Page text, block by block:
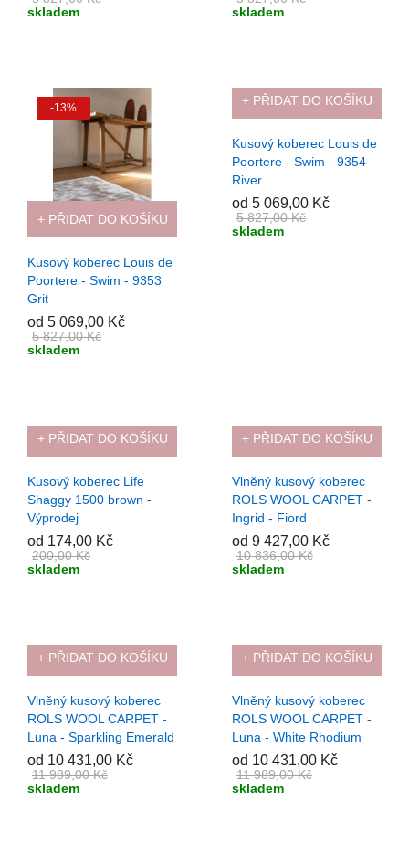
skladem
skladem
-13%
+ PŘIDAT DO KOŠÍKU
Kusový koberec Louis de
Poortere - Swim - 9353
Grit
od 5 069,00 Kč
5 827,00 Kč
skladem
-13%
+ PŘIDAT DO KOŠÍKU
Kusový koberec Louis de
Poortere - Swim - 9354
River
od 5 069,00 Kč
5 827,00 Kč
skladem
-13%
+ PŘIDAT DO KOŠÍKU
Kusový koberec Life
Shaggy 1500 brown -
Výprodej
od 174,00 Kč
200,00 Kč
skladem
-13%
+ PŘIDAT DO KOŠÍKU
Vlněný kusový koberec
ROLS WOOL CARPET -
Ingrid - Fiord
od 9 427,00 Kč
10 836,00 Kč
skladem
-13%
+ PŘIDAT DO KOŠÍKU
Vlněný kusový koberec
ROLS WOOL CARPET -
Luna - Sparkling Emerald
od 10 431,00 Kč
11 989,00 Kč
skladem
-13%
+ PŘIDAT DO KOŠÍKU
Vlněný kusový koberec
ROLS WOOL CARPET -
Luna - White Rhodium
od 10 431,00 Kč
11 989,00 Kč
skladem